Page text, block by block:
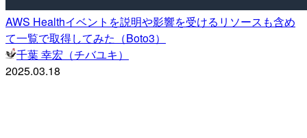
AWS Healthイベントを説明や影響を受けるリソースも含め
て一覧で取得してみた（Boto3）
千葉 幸宏（チバユキ）
2025.03.18